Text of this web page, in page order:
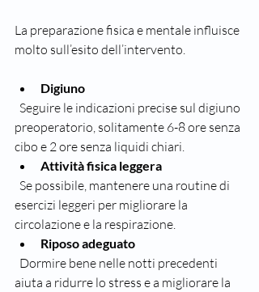
La preparazione fisica e mentale influisce
molto sull’esito dell’intervento.
Digiuno
preoperatorio, solitamente 6-8 ore senza
cibo e 2 ore senza liquidi chiari.
Attività fisica leggera
esercizi leggeri per migliorare la
circolazione e la respirazione.
Riposo adeguato
aiuta a ridurre lo stress e a migliorare la